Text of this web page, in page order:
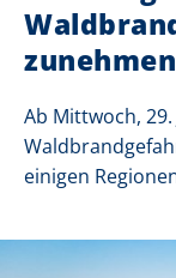
Ab Mittwoch,
einigen